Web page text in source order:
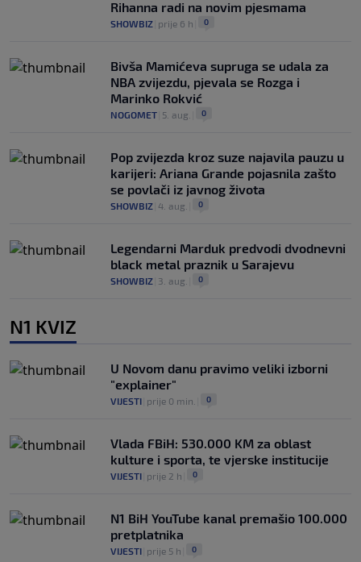
Rihanna radi na novim pjesmama
SHOWBIZ prije 6 h 0
Bivša Mamićeva supruga se udala za
NBA zvijezdu, pjevala se Rozga i
Marinko Rokvić
NOGOMET 5. aug. 0
Pop zvijezda kroz suze najavila pauzu u
karijeri: Ariana Grande pojasnila zašto
se povlači iz javnog života
SHOWBIZ 4. aug. 0
Legendarni Marduk predvodi dvodnevni
black metal praznik u Sarajevu
SHOWBIZ 3. aug. 0
N1 KVIZ
U Novom danu pravimo veliki izborni
"explainer"
VIJESTI prije 0 min. 0
Vlada FBiH: 530.000 KM za oblast
kulture i sporta, te vjerske institucije
VIJESTI prije 2 h 0
N1 BiH YouTube kanal premašio 100.000
pretplatnika
VIJESTI prije 5 h 0